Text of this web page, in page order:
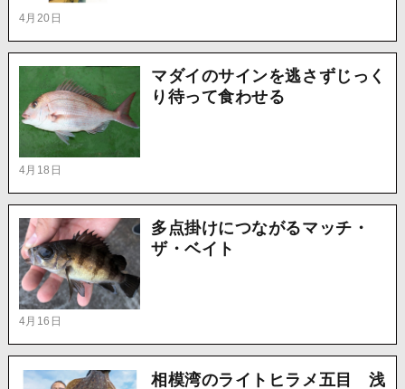
4月20日
4月18日
マダイのサインを逃さずじっく
り待って食わせる
4月16日
多点掛けにつながるマッチ・
ザ・ベイト
相模湾のライトヒラメ五目 浅